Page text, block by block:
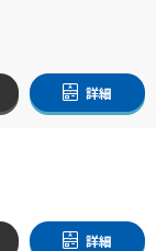
詳細
詳細